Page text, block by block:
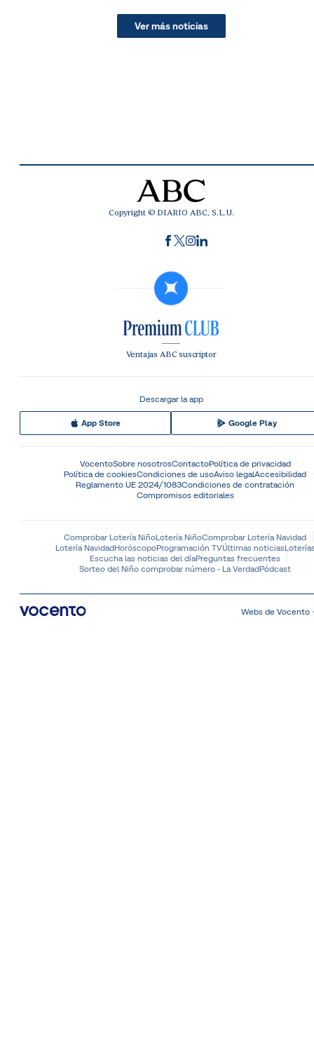
Ver más noticias
Copyright © DIARIO ABC, S.L.U.
Ventajas ABC suscriptor
Descargar la app
App Store Google Play
VocentoSobre nosotrosContactoPolítica de privacidad
Política de cookiesCondiciones de usoAviso legalAccesibilidad
Reglamento UE 2024/1083Condiciones de contratación
Compromisos editoriales
Comprobar Lotería NiñoLotería NiñoComprobar Lotería Navidad
Lotería NavidadHoróscopoProgramación TVÚltimas noticias
Escucha las noticias del díaPreguntas frecuentes
Sorteo del Niño comprobar número - La VerdadPódcast
Webs de Vocento